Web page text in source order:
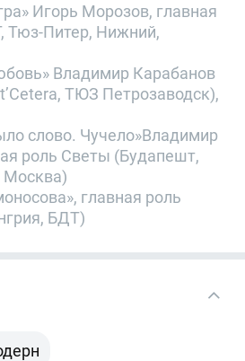
Игорь Морозов, главная
Тюз-Питер, Нижний,
Владимир Карабанов
ТЮЗ Петрозаводск),
слово. Чучело»Владимир
роль Светы (Будапешт,
Москва)
главная роль
БДТ)